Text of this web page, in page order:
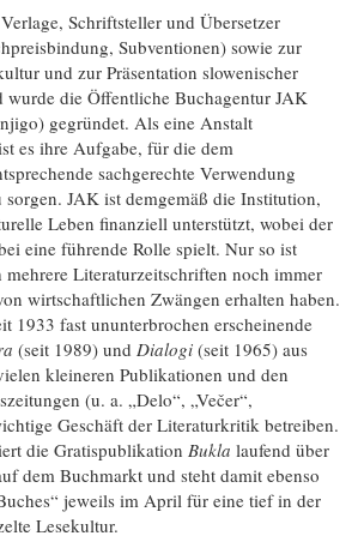
Schriftsteller und Übersetzer
Subventionen) sowie zur
und zur Präsentation slowenischer
die Öffentliche Buchagentur JAK
gegründet. Als eine Anstalt
es ihre Aufgabe, für die dem
sachgerechte Verwendung
sorgen. JAK ist demgemäß die Institution,
Leben finanziell unterstützt, wobei der
eine führende Rolle spielt. Nur so ist
mehrere Literaturzeitschriften noch immer
wirtschaftlichen Zwängen erhalten haben.
1933 fast ununterbrochen erscheinende
(seit 1989) und Dialogi(seit 1965) aus
kleineren Publikationen und den
(u. a. „Delo“, „Večer“,
Geschäft der Literaturkritik betreiben.
die Gratispublikation Bukla laufend über
dem Buchmarkt und steht damit ebenso
jeweils im April für eine tief in der
Lesekultur.